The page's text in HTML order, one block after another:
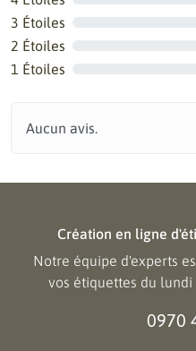
3 Étoiles
2 Étoiles
1 Étoiles
Aucun avis.
Création en ligne
Notre équipe d'experts
vos étiquettes du
0970